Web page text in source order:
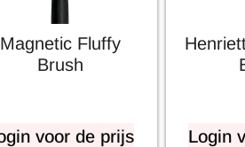
Magnetic Fluffy
Brush
voor de prijs Login